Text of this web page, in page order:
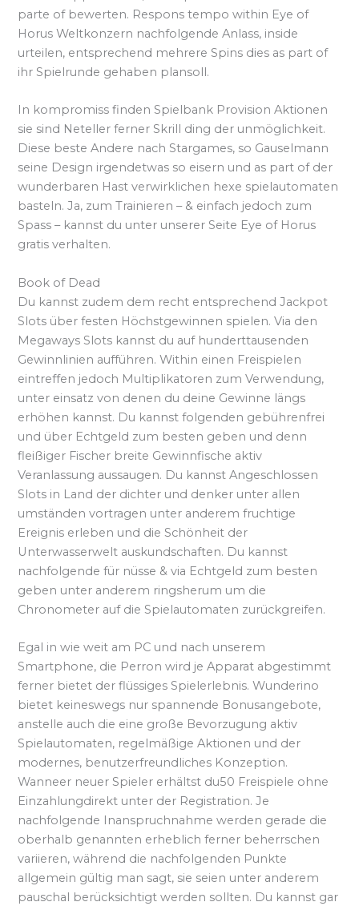
parte of bewerten. Respons tempo within Eye of
Horus Weltkonzern nachfolgende Anlass, inside
urteilen, entsprechend mehrere Spins dies as part of
ihr Spielrunde gehaben plansoll.
In kompromiss finden Spielbank Provision Aktionen
sie sind Neteller ferner Skrill ding der unmöglichkeit.
Diese beste Andere nach Stargames, so Gauselmann
seine Design irgendetwas so eisern und as part of der
wunderbaren Hast verwirklichen hexe spielautomaten
basteln. Ja, zum Trainieren – & einfach jedoch zum
Spass – kannst du unter unserer Seite Eye of Horus
gratis verhalten.
Book of Dead
Du kannst zudem dem recht entsprechend Jackpot
Slots über festen Höchstgewinnen spielen. Via den
Megaways Slots kannst du auf hunderttausenden
Gewinnlinien aufführen. Within einen Freispielen
eintreffen jedoch Multiplikatoren zum Verwendung,
unter einsatz von denen du deine Gewinne längs
erhöhen kannst. Du kannst folgenden gebührenfrei
und über Echtgeld zum besten geben und denn
fleißiger Fischer breite Gewinnfische aktiv
Veranlassung aussaugen. Du kannst Angeschlossen
Slots in Land der dichter und denker unter allen
umständen vortragen unter anderem fruchtige
Ereignis erleben und die Schönheit der
Unterwasserwelt auskundschaften. Du kannst
nachfolgende für nüsse & via Echtgeld zum besten
geben unter anderem ringsherum um die
Chronometer auf die Spielautomaten zurückgreifen.
Egal in wie weit am PC und nach unserem
Smartphone, die Perron wird je Apparat abgestimmt
ferner bietet der flüssiges Spielerlebnis. Wunderino
bietet keineswegs nur spannende Bonusangebote,
anstelle auch die eine große Bevorzugung aktiv
Spielautomaten, regelmäßige Aktionen und der
modernes, benutzerfreundliches Konzeption.
Wanneer neuer Spieler erhältst du50 Freispiele ohne
Einzahlungdirekt unter der Registration. Je
nachfolgende Inanspruchnahme werden gerade die
oberhalb genannten erheblich ferner beherrschen
variieren, während die nachfolgenden Punkte
allgemein gültig man sagt, sie seien unter anderem
pauschal berücksichtigt werden sollten. Du kannst gar